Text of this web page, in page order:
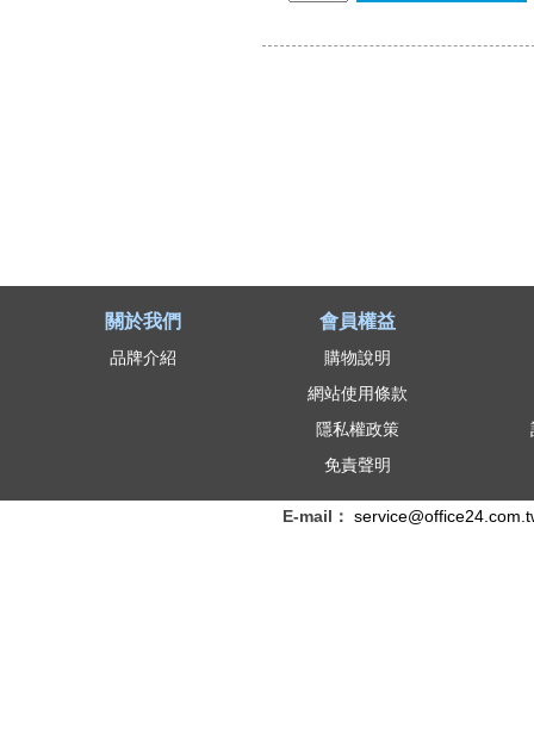
關於我們
品牌介紹
會員權益
購物說明
網站使用條款
隱私權政策
免責聲明
E-mail：